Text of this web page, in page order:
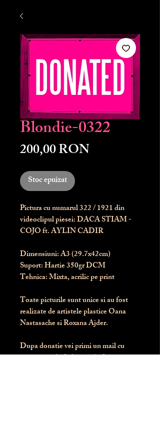
Blondie-0322
200,00 RONPreț
Stoc epuizat
Pictura cu numarul322/ 1921 din
videoclipul piesei: DACA STIAM -
COJO ft. AYLIN CADIR
Dimensiuni: A3 (29.7x42cm)
Suport: Hartie 350gr DCM
Tehnica: Mixta, acrilic pe print
Toate picturile sunt unice si au fost
realizate de artistele plastice Oana
Nastasache si Roxana Ajder.
Dupa donatie vei primi un mail cu
instructiunile de livrare / ridicare.